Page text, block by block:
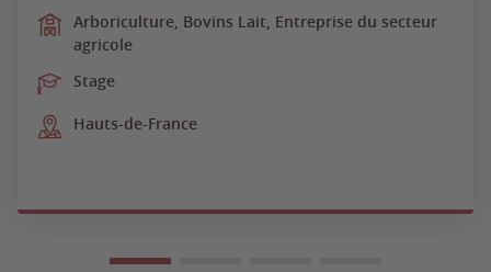
Arboriculture, Bovins Lait, Entreprise du secteur
agricole
Stage
Hauts-de-France